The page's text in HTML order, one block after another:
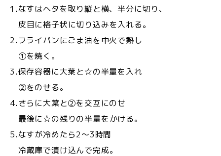
1.なすはヘタを取り縦と横、半分に切り、
皮目に格子状に切り込みを入れる。
2.フライパンにごま油を中火で熱し
①を焼く。
3.保存容器に大葉と☆の半量を入れ
②をのせる。
4.さらに大葉と②を交互にのせ
最後に☆の残りの半量をかける。
5.なすが冷めたら2〜3時間
冷蔵庫で漬け込んで完成。